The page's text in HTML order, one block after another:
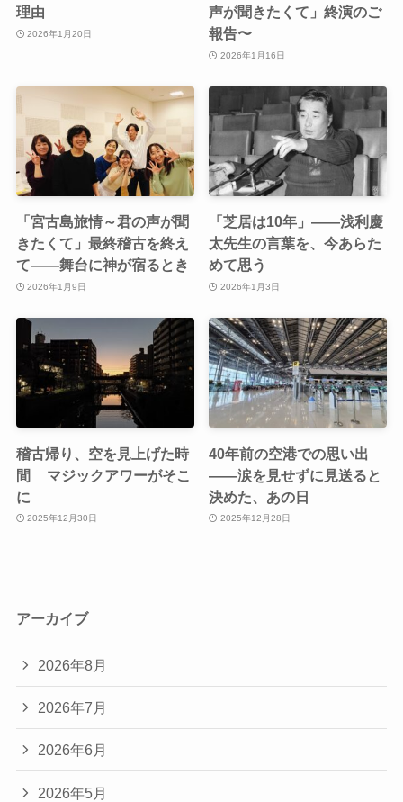
理由
2026年1月20日
声が聞きたくて」終演のご
報告〜
2026年1月16日
「宮古島旅情～君の声が聞
きたくて」最終稽古を終え
て——舞台に神が宿るとき
2026年1月9日
「芝居は10年」——浅利慶
太先生の言葉を、今あらた
めて思う
2026年1月3日
稽古帰り、空を見上げた時
間__マジックアワーがそこ
に
2025年12月30日
40年前の空港での思い出
――涙を見せずに見送ると
決めた、あの日
2025年12月28日
アーカイブ
2026年8月
2026年7月
2026年6月
2026年5月